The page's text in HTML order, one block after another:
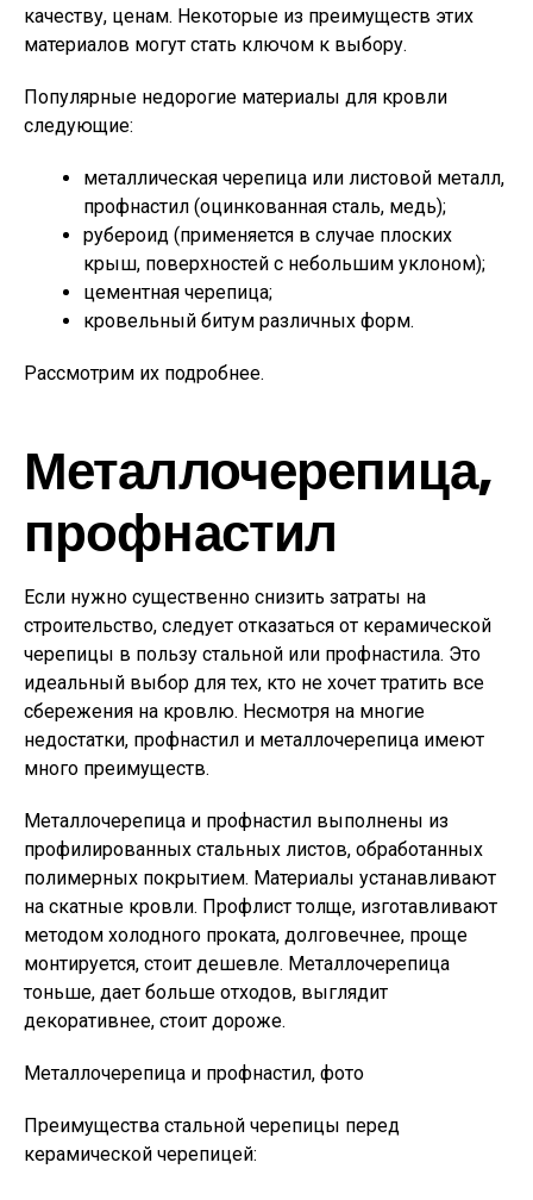
качеству, ценам. Некоторые из преимуществ этих
материалов могут стать ключом к выбору.
Популярные недорогие материалы для кровли
следующие:
металлическая черепица или листовой металл,
профнастил (оцинкованная сталь, медь);
рубероид (применяется в случае плоских
крыш, поверхностей с небольшим уклоном);
цементная черепица;
кровельный битум различных форм.
Рассмотрим их подробнее.
Металлочерепица,
профнастил
Если нужно существенно снизить затраты на
строительство, следует отказаться от керамической
черепицы в пользу стальной или профнастила. Это
идеальный выбор для тех, кто не хочет тратить все
сбережения на кровлю. Несмотря на многие
недостатки, профнастил и металлочерепица имеют
много преимуществ.
Металлочерепица и профнастил выполнены из
профилированных стальных листов, обработанных
полимерных покрытием. Материалы устанавливают
на скатные кровли. Профлист толще, изготавливают
методом холодного проката, долговечнее, проще
монтируется, стоит дешевле. Металлочерепица
тоньше, дает больше отходов, выглядит
декоративнее, стоит дороже.
Металлочерепица и профнастил, фото
Преимущества стальной черепицы перед
керамической черепицей: